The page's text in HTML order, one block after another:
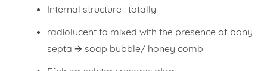
Internal structure : totally
radiolucent to mixed with the presence of bony
septa 🡪soap bubble/ honey comb